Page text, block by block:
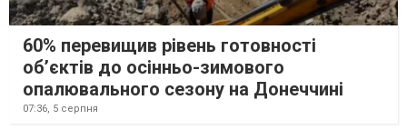
60% перевищив рівень готовності
об’єктів до осінньо-зимового
опалювального сезону на Донеччині
07:36, 5 серпня